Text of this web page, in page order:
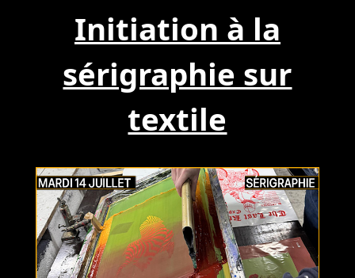
Initiation à la
sérigraphie sur
textile